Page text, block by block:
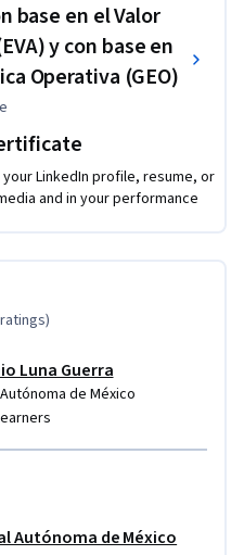
base en el Valor
y con base en
Operativa (GEO)
LinkedIn profile, resume, or
and in your performance
)
Luna Guerra
de México
Autónoma de México